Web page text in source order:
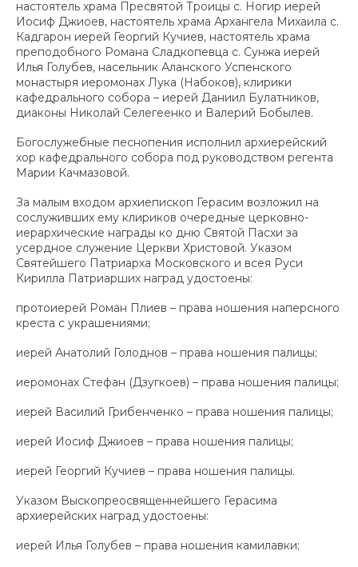
настоятель храма Пресвятой Троицы с. Ногир иерей
Иосиф Джиоев, настоятель храма Архангела Михаила с.
Кадгарон иерей Георгий Кучиев, настоятель храма
преподобного Романа Сладкопевца с. Сунжа иерей
Илья Голубев, насельник Аланского Успенского
монастыря иеромонах Лука (Набоков), клирики
кафедрального собора – иерей Даниил Булатников,
диаконы Николай Селегеенко и Валерий Бобылев.
Богослужебные песнопения исполнил архиерейский
хор кафедрального собора под руководством регента
Марии Качмазовой.
За малым входом архиепископ Герасим возложил на
сослуживших ему клириков очередные церковно-
иерархические награды ко дню Святой Пасхи за
усердное служение Церкви Христовой. Указом
Святейшего Патриарха Московского и всея Руси
Кирилла Патриарших наград удостоены:
протоиерей Роман Плиев – права ношения наперсного
креста с украшениями;
иерей Анатолий Голоднов – права ношения палицы;
иеромонах Стефан (Дзугкоев) – права ношения палицы;
иерей Василий Грибенченко – права ношения палицы;
иерей Иосиф Джиоев – права ношения палицы;
иерей Георгий Кучиев – права ношения палицы.
Указом Выскопреосвященнейшего Герасима
архиерейских наград удостоены:
иерей Илья Голубев – права ношения камилавки;